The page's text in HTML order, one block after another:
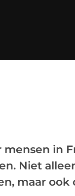
mensen in
Niet
maar ook